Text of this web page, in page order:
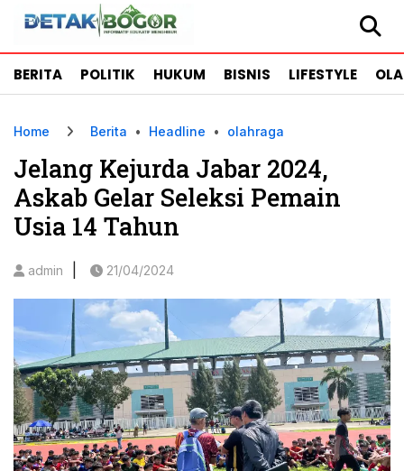
BERITA POLITIK HUKUM BISNIS LIFESTYLE
Home Berita • Headline • olahraga
Jelang Kejurda Jabar 2024,
Askab Gelar Seleksi Pemain
Usia 14 Tahun
admin 21/04/2024